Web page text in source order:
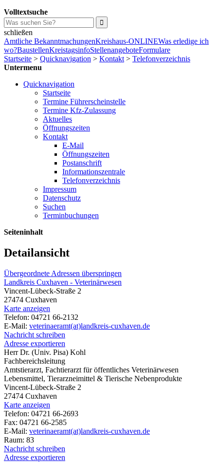
Volltextsuche
schließen
Amtliche BekanntmachungenKreishaus-ONLINEWas erledige ich
wo?BaustellenKreistagsinfoStellenangeboteFormulare
Startseite > Quicknavigation > Kontakt > Telefonverzeichnis
Untermenu
Quicknavigation
Startseite
Termine Führerscheinstelle
Termine Kfz-Zulassung
Aktuelles
Öffnungszeiten
Kontakt
E-Mail
Öffnungszeiten
Postanschrift
Informationszentrale
Telefonverzeichnis
Impressum
Datenschutz
Suchen
Terminbuchungen
Seiteninhalt
Detailansicht
Übergeordnete Adressen überspringen
Landkreis Cuxhaven - Veterinärwesen
Vincent-Lübeck-Straße 2
27474 Cuxhaven
Karte anzeigen
Telefon: 04721 66-2132
E-Mail: veterinaeramt(at)landkreis-cuxhaven.de
Nachricht schreiben
Adresse exportieren
Herr Dr. (Univ. Pisa) Kohl
Fachbereichsleitung
Amtstierarzt, Fachtierarzt für öffentliches Veterinärwesen
Lebensmittel, Tierarzneimittel & Tierische Nebenprodukte
Vincent-Lübeck-Straße 2
27474 Cuxhaven
Karte anzeigen
Telefon: 04721 66-2693
Fax: 04721 66-2585
E-Mail: veterinaeramt(at)landkreis-cuxhaven.de
Raum: 83
Nachricht schreiben
Adresse exportieren